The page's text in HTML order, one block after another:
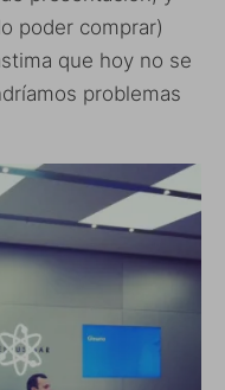
poder comprar)
que hoy no se
problemas